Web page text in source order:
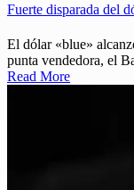
Fuerte disparada del
El dólar «blue»
punta vendedora, el
Read More